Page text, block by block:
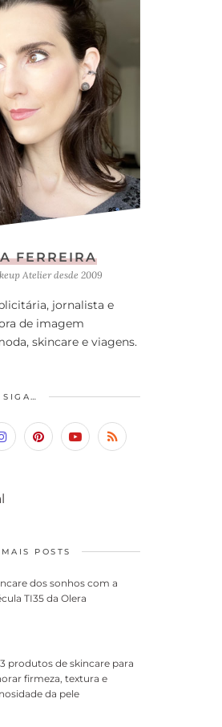
FERREIRA
Atelier desde 2009
jornalista e
de imagem
skincare e viagens.
SIGA…
POSTS
dos sonhos com a
TI35 da Olera
produtos de skincare para
firmeza, textura e
da pele